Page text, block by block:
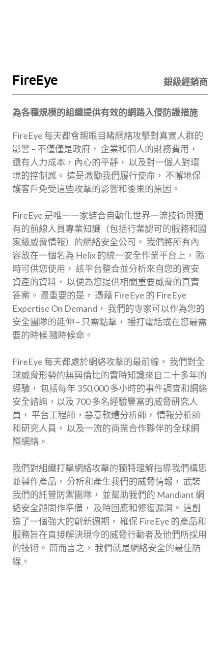
FireEye 銀級經銷商
為各種規模的組織提供有效的網路入侵防護措施
FireEye 每天都會親眼目睹網絡攻擊對真實人群的
影響 – 不僅僅是政府， 企業和個人的財務費用，
還有人力成本，內心的平靜， 以及對一個人對環
境的控制感。 這是激勵我們履行使命， 不懈地保
護客戶免受這些攻擊的影響和後果的原因。
FireEye 是唯一一家結合自動化世界一流技術與獨
有的前線人員專業知識（包括行業認可的服務和國
家級威脅情報）的網絡安全公司。 我們將所有內
容放在一個名為 Helix 的統一安全作業平台上， 隨
時可供您使用， 該平台整合並分析來自您的資安
資產的資料， 以便為您提供相關重要威脅的真實
答案。 最重要的是， 憑藉 FireEye 的 FireEye
Expertise On Demand， 我們的專家可以作為您的
安全團隊的延伸 – 只需點擊， 播打電話或在您最需
要的時候 隨時候命。
FireEye 每天都處於網絡攻擊的最前線。 我們對全
球威脅形勢的無與倫比的實時知識來自二十多年的
經驗， 包括每年 350,000 多小時的事件調查和網絡
安全諮詢，以及 700 多名經驗豐富的威脅研究人
員， 平台工程師，惡意軟體分析師， 情報分析師
和研究人員， 以及一流的商業合作夥伴的全球網
際網絡。
我們對組織打擊網絡攻擊的獨特理解指導我們構思
並製作產品， 分析和產生我們的威脅情報， 武裝
我們的託管防禦團隊， 並幫助我們的 Mandiant 網
絡安全顧問作準備， 及時回應和修復漏洞。 這創
造了一個強大的創新週期， 確保 FireEye 的產品和
服務旨在直接解決現今的威脅行動者及他們所採用
的技術。 簡而言之， 我們就是網絡安全的最佳防
線。